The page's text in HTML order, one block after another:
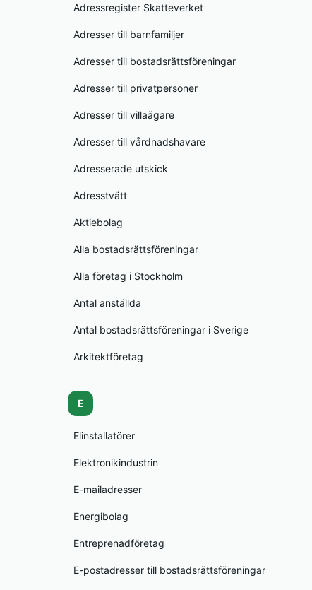
Adressregister Skatteverket
Adresser till barnfamiljer
Adresser till bostadsrättsföreningar
Adresser till privatpersoner
Adresser till villaägare
Adresser till vårdnadshavare
Adresserade utskick
Adresstvätt
Aktiebolag
Alla bostadsrättsföreningar
Alla företag i Stockholm
Antal anställda
Antal bostadsrättsföreningar i Sverige
Arkitektföretag
E
Elinstallatörer
Elektronikindustrin
E-mailadresser
Energibolag
Entreprenadföretag
E-postadresser till bostadsrättsföreningar